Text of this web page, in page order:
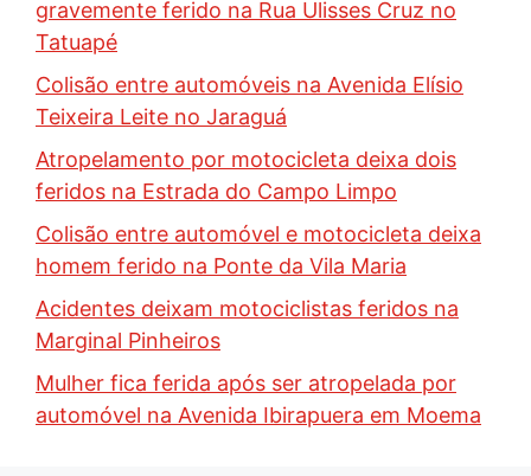
gravemente ferido na Rua Ulisses Cruz no
Tatuapé
Colisão entre automóveis na Avenida Elísio
Teixeira Leite no Jaraguá
Atropelamento por motocicleta deixa dois
feridos na Estrada do Campo Limpo
Colisão entre automóvel e motocicleta deixa
homem ferido na Ponte da Vila Maria
Acidentes deixam motociclistas feridos na
Marginal Pinheiros
Mulher fica ferida após ser atropelada por
automóvel na Avenida Ibirapuera em Moema